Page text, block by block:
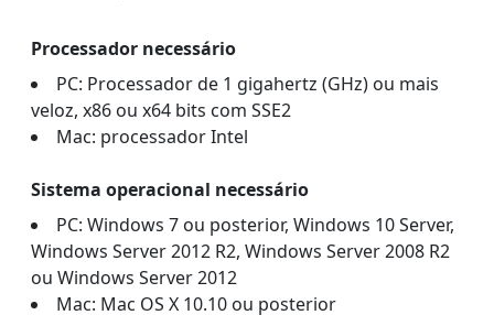
Processador necessário
PC: Processador de 1 gigahertz (GHz) ou mais
veloz, x86 ou x64 bits com SSE2
Mac: processador Intel
Sistema operacional necessário
PC: Windows 7 ou posterior, Windows 10 Server,
Windows Server 2012 R2, Windows Server 2008 R2
ou Windows Server 2012
Mac: Mac OS X 10.10 ou posterior